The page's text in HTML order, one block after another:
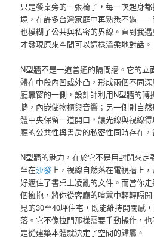
只是餐桌旁的一張椅子，每一次起身
境，在許多台灣家庭中再熟悉不過——
也模糊了公共與私密的界線。直到我
才發現原來空間可以這樣溫柔地對話。
N型牆不是一道普通的隔間牆。它的
體在中段內凹或外凸，形成兩個不同
廳靠窗的一側，設計師利用N型牆的轉
牆，內嵌儲物櫃與音響；另一側則自
體中央保留一道開口，讓光線與視線
廳的公共性與書房的私密性同時存在，
N型牆的魅力，在於它不是用封閉來
坐在沙發 上，視線自然落在電視牆上
好遮住了書桌上凌亂的文件。而當你
個擁抱，將你從客廳的喧囂中輕輕隔
見的30至40坪住宅，既能維持開闊感
落。它不像拉門那樣需要手動操作，
是從建築本體就決定了空間的歸屬。